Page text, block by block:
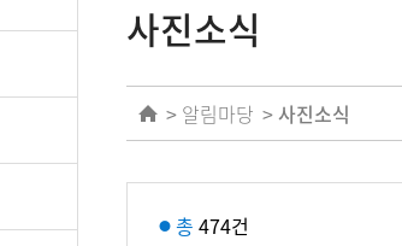
사진소식
알림마당 사진소식
총 474건